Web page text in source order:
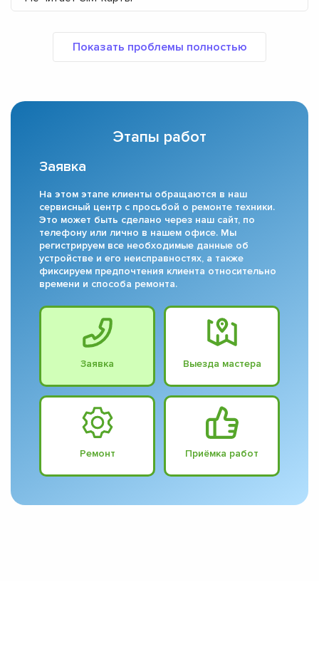
Этапы работ
Заявка
На этом этапе клиенты обращаются в наш
сервисный центр с просьбой о ремонте техники.
Это может быть сделано через наш сайт, по
телефону или лично в нашем офисе. Мы
регистрируем все необходимые данные об
устройстве и его неисправностях, а также
фиксируем предпочтения клиента относительно
времени и способа ремонта.
Заявка Выезда мастера
Ремонт Приёмка работ